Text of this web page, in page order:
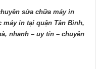
sửa chữa máy in
in tại quận Tân Bình,
nhanh – uy tín – chuyên